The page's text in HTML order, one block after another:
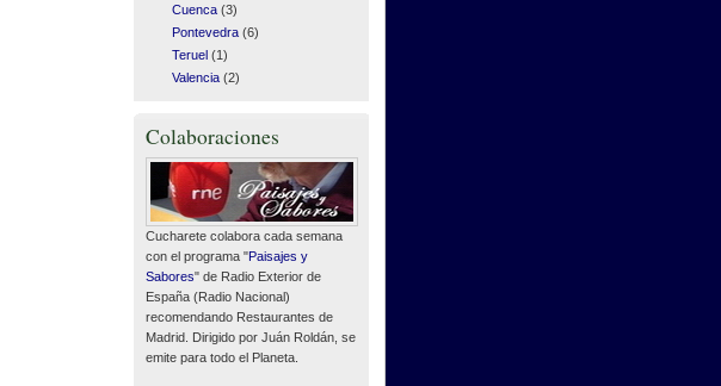
Cuenca(3)
Pontevedra(6)
Teruel(1)
Valencia(2)
Colaboraciones
Cucharete colabora cada semana
con el programa "Paisajes y
Sabores" de Radio Exterior de
España (Radio Nacional)
recomendando Restaurantes de
Madrid. Dirigido por Juán Roldán, se
emite para todo el Planeta.